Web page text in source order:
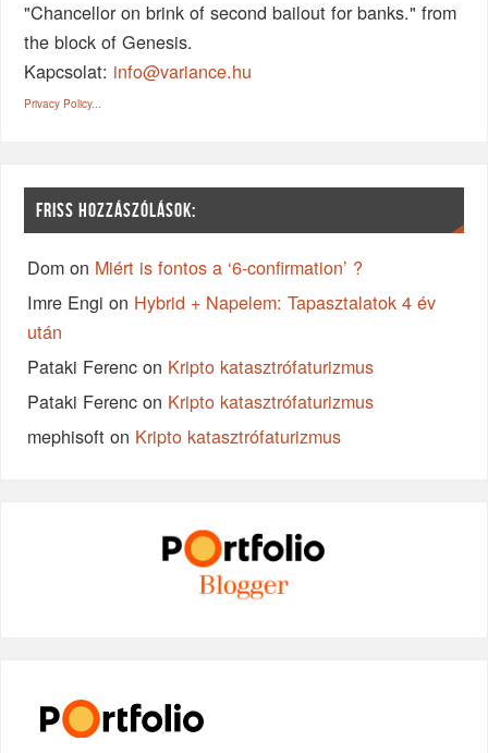
"Chancellor on brink of second bailout for banks." from
the block of Genesis.
Kapcsolat: info@variance.hu
Privacy Policy...
FRISS HOZZÁSZÓLÁSOK:
Dom on Miért is fontos a ‘6-confirmation’ ?
Imre Engi on Hybrid + Napelem: Tapasztalatok 4 év
után
Pataki Ferenc on Kripto katasztrófaturizmus
Pataki Ferenc on Kripto katasztrófaturizmus
mephisoft on Kripto katasztrófaturizmus